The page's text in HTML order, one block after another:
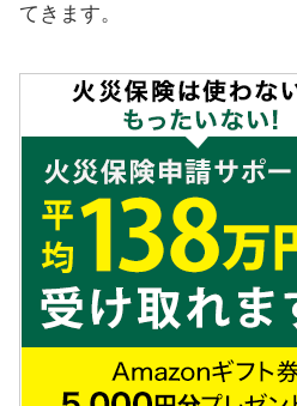
てきます。